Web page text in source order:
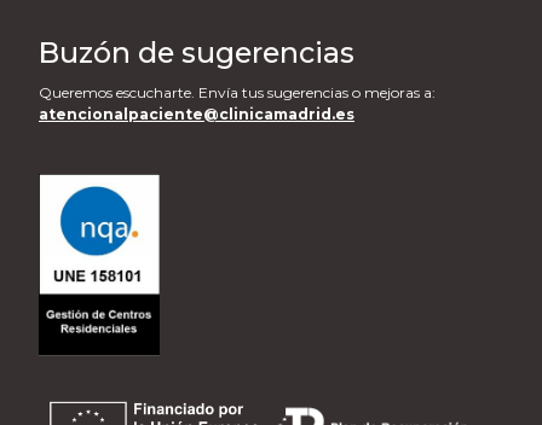
Buzón de sugerencias
Queremos escucharte. Envía tus sugerencias o mejoras a:
atencionalpaciente@clinicamadrid.es